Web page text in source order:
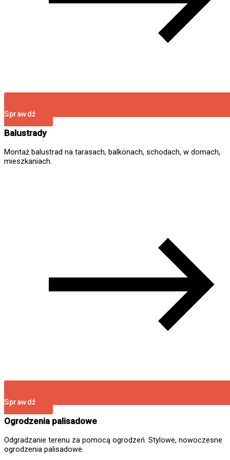
Sprawdź
Balustrady
Montaż balustrad na tarasach, balkonach, schodach, w domach,
mieszkaniach.
Sprawdź
Ogrodzenia palisadowe
Odgradzanie terenu za pomocą ogrodzeń. Stylowe, nowoczesne
ogrodzenia palisadowe.